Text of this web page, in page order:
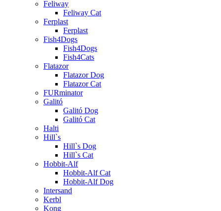
Feliway
Feliway Cat
Ferplast
Ferplast
Fish4Dogs
Fish4Dogs
Fish4Cats
Flatazor
Flatazor Dog
Flatazor Cat
FURminator
Galitó
Galitó Dog
Galitó Cat
Halti
Hill`s
Hill`s Dog
Hill`s Cat
Hobbit-Alf
Hobbit-Alf Cat
Hobbit-Alf Dog
Intersand
Kerbl
Kong